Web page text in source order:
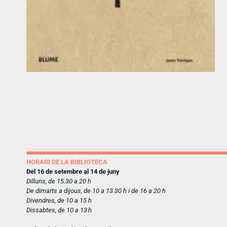
HORARI DE LA BIBLIOTECA
Del 16 de setembre al 14 de juny
Dilluns, de 15.30 a 20 h
De dimarts a dijous, de 10 a 13.30 h i de 16 a 20 h
Divendres, de 10 a 15 h
Dissabtes, de 10 a 13 h